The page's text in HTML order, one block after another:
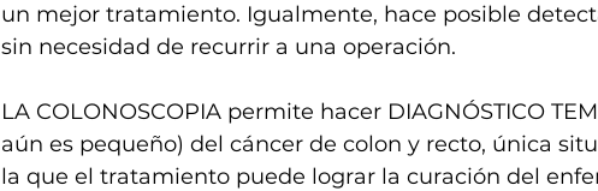
un mejor tratamiento. Igualmente, hace posible
sin necesidad de recurrir a una operación.
LA COLONOSCOPIA permite hacer DIAGNÓSTICO
aún es pequeño) del cáncer de colon y recto, única
la que el tratamiento puede lograr la curación del